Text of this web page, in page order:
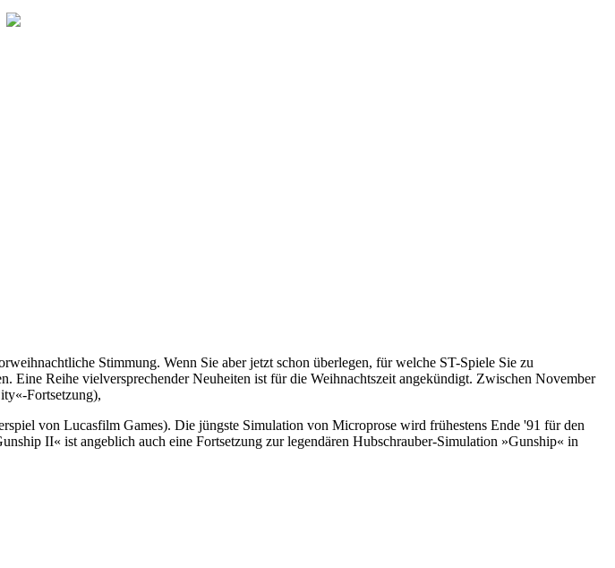
Stimmung. Wenn Sie aber jetzt schon überlegen, für welche ST-Spiele Sie zu
Eine Reihe vielversprechender Neuheiten ist für die Weihnachtszeit angekündigt. Zwischen November
Fortsetzung),
von Lucasfilm Games). Die jüngste Simulation von Microprose wird frühestens Ende '91 für den
II« ist angeblich auch eine Fortsetzung zur legendären Hubschrauber-Simulation »Gunship« in